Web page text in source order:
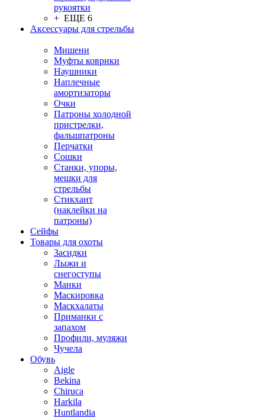
рукоятки
+ ЕЩЕ 6
Аксессуары для стрельбы
Мишени
Муфты коврики
Наушники
Наплечные
амортизаторы
Очки
Патроны холодной
пристрелки,
фальшпатроны
Перчатки
Сошки
Станки, упоры,
мешки для
стрельбы
Стикхант
(наклейки на
патроны)
Сейфы
Товары для охоты
Засидки
Лыжи и
снегоступы
Манки
Маскировка
Маскхалаты
Приманки с
запахом
Профили, муляжи
Чучела
Обувь
Aigle
Bekina
Chiruсa
Harkila
Huntlandia